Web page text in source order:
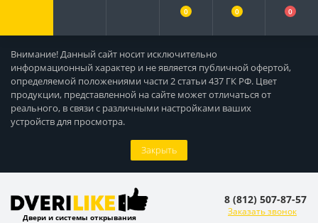
Внимание! Данный сайт носит исключительно
информационный характер и не является публичной офертой,
определяемой положениями части 2 статьи 437 ГК РФ. Цвет
продукции, представленной на сайте может отличаться от
реального, в связи с различными настройками ваших
устройств для просмотра.
Закрыть
0 0 0
Двери и системы открывания
8 (812) 507-87-57
Заказать звонок